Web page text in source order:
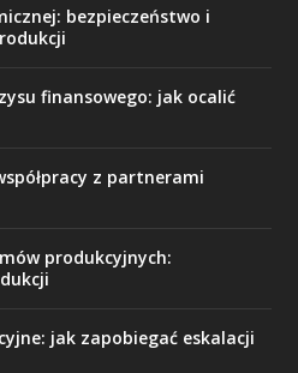
bezpieczeństwo i
finansowego: jak ocalić
z partnerami
produkcyjnych:
jak zapobiegać eskalacji